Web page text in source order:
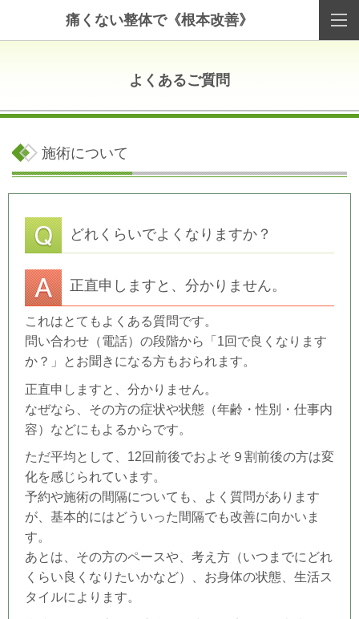
痛くない整体で《根本改善》
よくあるご質問
施術について
どれくらいでよくなりますか？
正直申しますと、分かりません。
これはとてもよくある質問です。
問い合わせ（電話）の段階から「1回で良くなります
か？」とお聞きになる方もおられます。
正直申しますと、分かりません。
なぜなら、その方の症状や状態（年齢・性別・仕事内
容）などにもよるからです。
ただ平均として、12回前後でおよそ９割前後の方は変
化を感じられています。
予約や施術の間隔についても、よく質問があります
が、基本的にはどういった間隔でも改善に向かいま
す。
あとは、その方のペースや、考え方（いつまでにどれ
くらい良くなりたいかなど）、お身体の状態、生活ス
タイルによります。